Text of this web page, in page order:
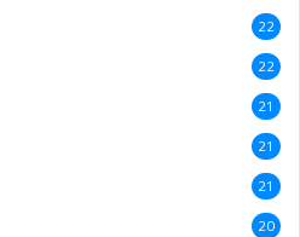
22
22
21
21
21
20